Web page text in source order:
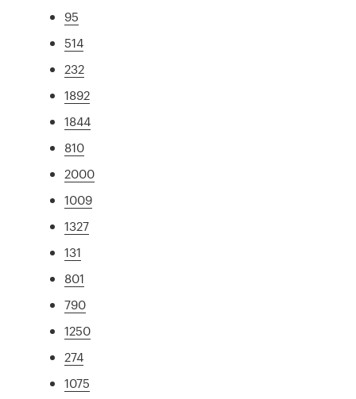
95
514
232
1892
1844
810
2000
1009
1327
131
801
790
1250
274
1075